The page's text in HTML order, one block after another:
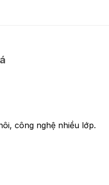
công nghệ nhiều lớp.